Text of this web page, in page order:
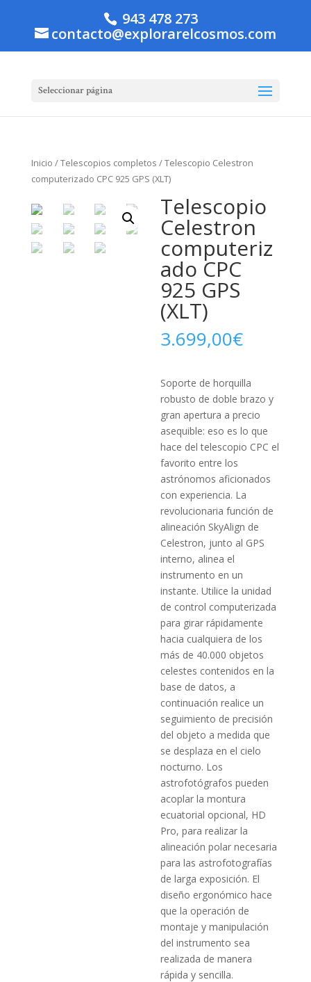
943 478 273
contacto@explorarelcosmos.com
Seleccionar página
Inicio /Telescopios completos / Telescopio Celestron
computerizado CPC 925 GPS (XLT)
Telescopio
Celestron
computeriz
ado CPC
925 GPS
(XLT)
3.699,00€
Soporte de horquilla
robusto de doble brazo y
gran apertura a precio
asequible: eso es lo que
hace del telescopio CPC el
favo­rito entre los
astrónomos aficionados
con experiencia. La
revolucionaria función de
alineación SkyAlign de
Celestron, junto al GPS
interno, alinea el
instrumento en un
instante. Utilice la uni­dad
de control computerizada
para girar rápidamente
hacia cual­quiera de los
más de 40.000 objetos
celestes contenidos en la
base de datos, a
continuación realice un
seguimiento de preci­sión
del objeto a medida que
se desplaza en el cielo
nocturno. Los
astrofotógrafos pueden
acoplar la montura
ecuatorial opcio­nal, HD
Pro, para realizar la
alineación polar necesaria
para las astrofotografías
de larga exposición. El
diseño ergonómico hace
que la operación de
montaje y manipulación
del instrumento sea
realizada de manera
rápida y sencilla.